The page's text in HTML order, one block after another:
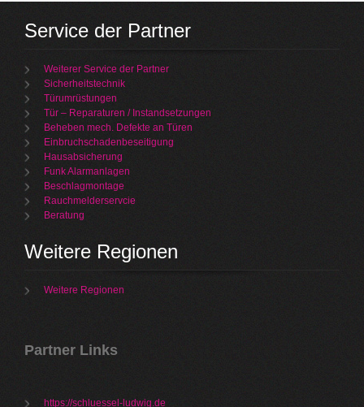
Service der Partner
Weiterer Service der Partner
Sicherheitstechnik
Türumrüstungen
Tür – Reparaturen / Instandsetzungen
Beheben mech. Defekte an Türen
Einbruchschadenbeseitigung
Hausabsicherung
Funk Alarmanlagen
Beschlagmontage
Rauchmelderservcie
Beratung
Weitere Regionen
Weitere Regionen
Partner Links
https://schluessel-ludwig.de